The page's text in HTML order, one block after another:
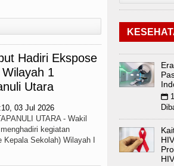
Hadiri Ekspose
1
Utara
03 Jul 2026
UTARA - Wakil
kegiatan
Sekolah) Wilayah I
📅